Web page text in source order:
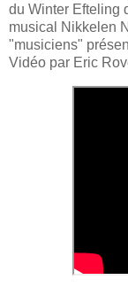
du Winter Efteling
musical Nikkelen
"musiciens"
Vidéo par Eric